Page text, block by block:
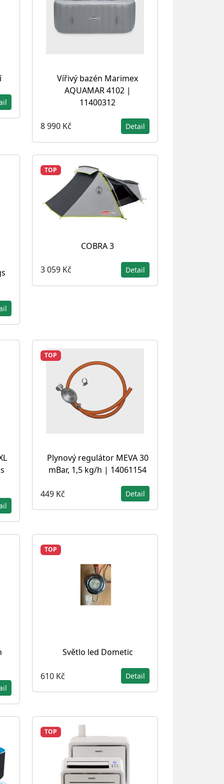
Vířivý bazén Marimex
AQUAMAR 4102 |
11400312
8 990 Kč Detail
TOP
COBRA 3
3 059 Kč Detail
TOP
Plynový regulátor MEVA 30
mBar, 1,5 kg/h | 14061154
449 Kč Detail
TOP
Světlo led Dometic
610 Kč Detail
TOP